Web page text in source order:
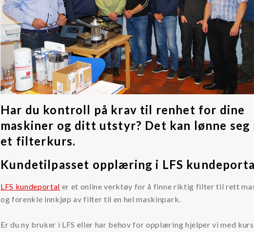
Har du kontroll på krav til renhet for dine
maskiner og ditt utstyr? Det kan lønne seg
et filterkurs.
Kundetilpasset opplæring i LFS
LFS kundeportal er et online verktøy for å finne riktig filter til rett
og forenkle innkjøp av filter til en hel maskinpark.
Er du ny bruker i LFS eller har behov for opplæring hjelper vi med